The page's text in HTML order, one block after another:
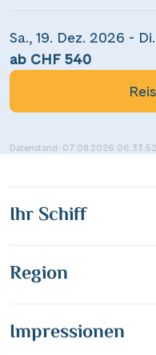
Sa., 19. Dez. 2026 -
ab CHF 540
Datenstand: 07.08.2026
Ihr Schiff
Region
Impressionen